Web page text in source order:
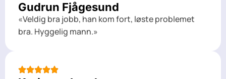
Gudrun Fjågesund
«Veldig bra jobb, han kom fort, løste problemet
bra. Hyggelig mann.»